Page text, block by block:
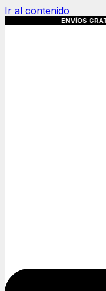
Ir al contenido
GRATIS A